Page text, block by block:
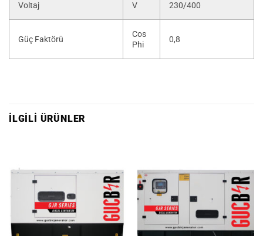
Voltaj V 230/400
Güç Faktörü
Cos
Phi
0,8
İLGILI ÜRÜNLER